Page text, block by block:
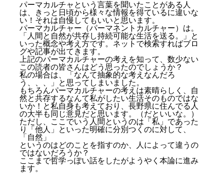
拠点紹介 移住相談 お問合せ
プライバシーポリシー
パーマカルチャという言葉を聞いたことがある人
は、きっと日頃から様々な情報を得ているに違いな
い！それは自慢してもいいと思います。
パーマカルチャー（パーマネントカルチャー）は。
「人間と自然が共存し持続可能な生活を送る。」と
いった概念や考え方です。ネットで検索すればブロ
グや記事が出てきます。
上記のパーマカルチャーの考えを知って、数少ない
この読者の皆さんはどう思ったのでしょうか？
私の場合は、「なんて抽象的な考えなんだろ
う、、、」と思ってしまいました。
もちろんパーマカルチャーの考えは素晴らしく、自
然と共存するなんて私がしたい生活そのものではな
いか！と私自身も考えており、長野県に住んでる人
の大半も同じ意見だと思います。（だといいな。）
ただし、ここでいう人間というのは「私」であった
り「他人」といった明確に分別つくのに対して、
「自然」
というのはどのことを指すのか、人によって違うの
ではないだろうか？
ここまで哲学っぽい話をしたがようやく本論に進み
ます。